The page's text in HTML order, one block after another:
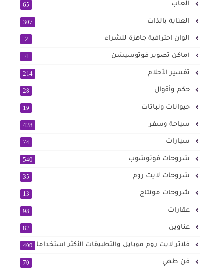
العاب 65
العناية بالذات 307
الوان احترافية جاهزة للشراء 2
اماكن تصوير فوتوسيشن 4
تفسير الأحلام 214
حكم وأقوال 28
حيوانات ونباتات 19
سياحة وسفر 428
سيارات 74
شروحات فوتوشوب 540
شروحات لايت روم 35
شروحات مونتاج 13
عقارات 98
عناوين 82
فلاتر لايت روم موبايل والتطبيقات الأكثر استخداما 409
فن طهي 70